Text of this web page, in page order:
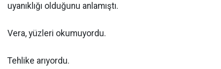
uyanıklığı olduğunu anlamıştı.
Vera, yüzleri okumuyordu.
Tehlike arıyordu.